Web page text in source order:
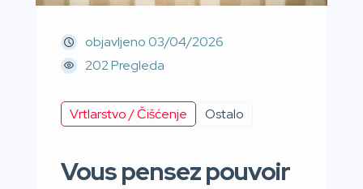
objavljeno03/04/2026
202 Pregleda
Vrtlarstvo / Čišćenje Ostalo
Vous pensez pouvoir